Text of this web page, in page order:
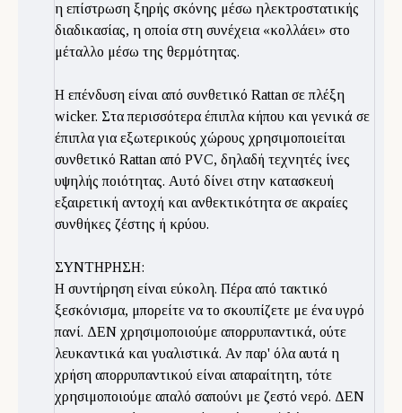
η επίστρωση ξηρής σκόνης μέσω ηλεκτροστατικής
διαδικασίας, η οποία στη συνέχεια «κολλάει» στο
μέταλλο μέσω της θερμότητας.
Η επένδυση είναι από συνθετικό Rattan σε πλέξη
wicker. Στα περισσότερα έπιπλα κήπου και γενικά σε
έπιπλα για εξωτερικούς χώρους χρησιμοποιείται
συνθετικό Rattan από PVC, δηλαδή τεχνητές ίνες
υψηλής ποιότητας. Αυτό δίνει στην κατασκευή
εξαιρετική αντοχή και ανθεκτικότητα σε ακραίες
συνθήκες ζέστης ή κρύου.
ΣΥΝΤΗΡΗΣΗ:
Η συντήρηση είναι εύκολη. Πέρα από τακτικό
ξεσκόνισμα, μπορείτε να το σκουπίζετε με ένα υγρό
πανί. ΔΕΝ χρησιμοποιούμε απορρυπαντικά, ούτε
λευκαντικά και γυαλιστικά. Αν παρ' όλα αυτά η
χρήση απορρυπαντικού είναι απαραίτητη, τότε
χρησιμοποιούμε απαλό σαπούνι με ζεστό νερό. ΔΕΝ